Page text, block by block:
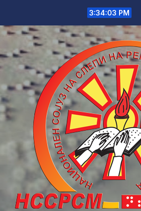
content
3:34:03 PM